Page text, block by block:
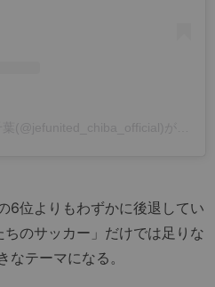
6位よりもわずかに後退してい
のサッカー」だけでは足りな
なテーマになる。